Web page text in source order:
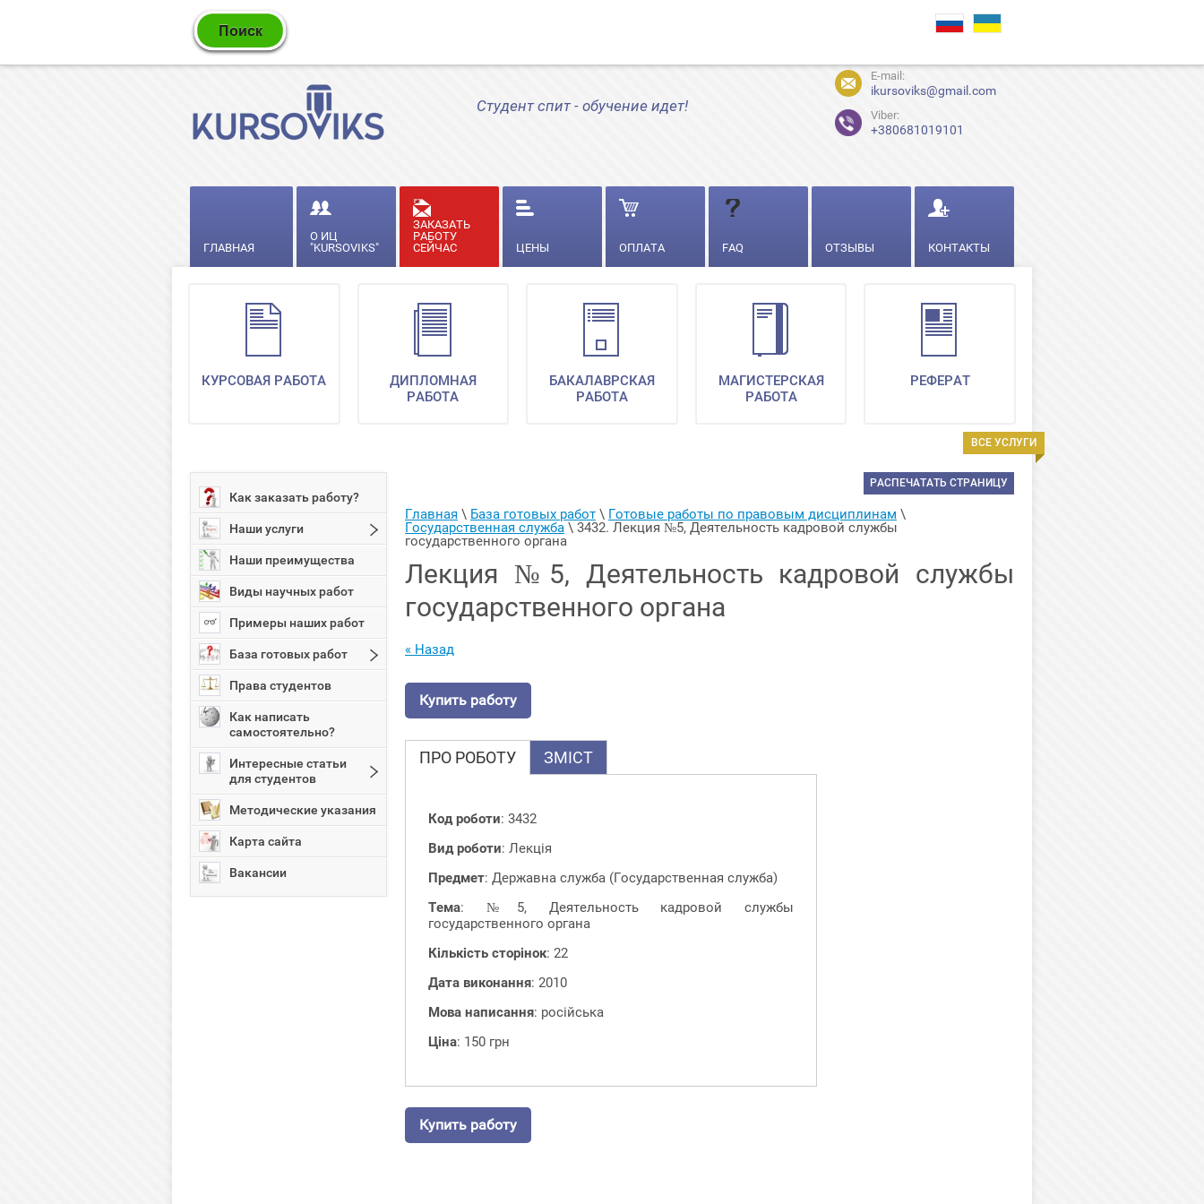
Студент спит - обучение идет!
E-mail:
ikursoviks@gmail.com
Viber:
+380681019101
ГЛАВНАЯ
О ИЦ
"KURSOVIKS"
ЗАКАЗАТЬ
РАБОТУ
СЕЙЧАС
ЦЕНЫ ОПЛАТА FAQ ОТЗЫВЫ КОНТАКТЫ
ВСЕ УСЛУГИ
КУРСОВАЯ РАБОТА
ДИПЛОМНАЯ
РАБОТА
БАКАЛАВРСКАЯ
РАБОТА
МАГИСТЕРСКАЯ
РАБОТА
РЕФЕРАТ
Как заказать работу?
Наши услуги
Наши преимущества
Виды научных работ
Примеры наших работ
База готовых работ
Права студентов
Как написать
самостоятельно?
Интересные статьи
для студентов
Методические указания
Карта сайта
Вакансии
РАСПЕЧАТАТЬ СТРАНИЦУ
Главная \ База готовых работ \ Готовые работы по правовым дисциплинам
Государственная служба \ 3432. Лекция №5, Деятельность кадровой службы
государственного органа
Лекция №5, Деятельность кадровой службы
государственного органа
« Назад
Купить работу
ПРО РОБОТУ ЗМІСТ
Код роботи: 3432
Вид роботи: Лекція
Предмет: Державна служба (Государственная служба)
Тема: №5, Деятельность кадровой службы
государственного органа
Кількість сторінок: 22
Дата виконання: 2010
Мова написання: російська
Ціна: 150 грн
Купить работу